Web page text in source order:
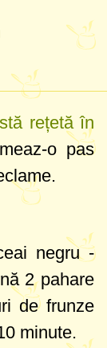
rețetă în
o pas
negru -
2 pahare
de frunze
minute.